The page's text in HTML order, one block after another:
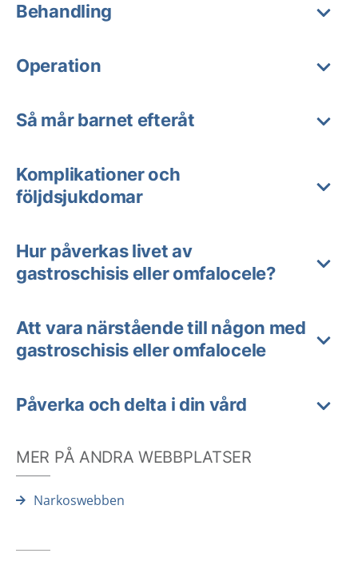
Behandling
Operation
Så mår barnet efteråt
Komplikationer och
följdsjukdomar
Hur påverkas livet av
gastroschisis eller omfalocele?
Att vara närstående till någon med
gastroschisis eller omfalocele
Påverka och delta i din vård
MER PÅ ANDRA WEBBPLATSER
Narkoswebben